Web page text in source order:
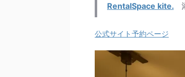
RentalSpace kite.
公式サイト予約ページ